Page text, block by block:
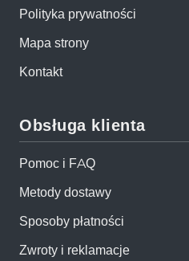
Polityka prywatności
Mapa strony
Kontakt
Obsługa klienta
Pomoc i FAQ
Metody dostawy
Sposoby płatności
Zwroty i reklamacje